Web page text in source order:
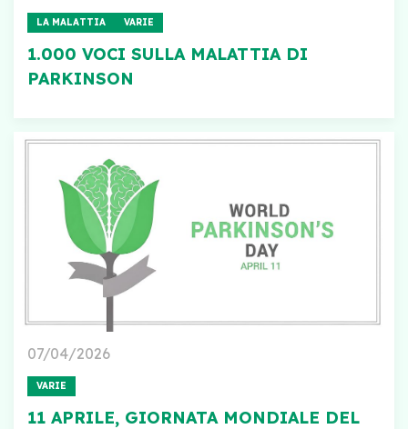
LA MALATTIA VARIE
1.000 VOCI SULLA MALATTIA DI
PARKINSON
07/04/2026
VARIE
11 APRILE, GIORNATA MONDIALE DEL